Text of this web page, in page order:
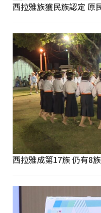
西拉雅族獲民族認定 原
西拉雅成第17族 仍有8